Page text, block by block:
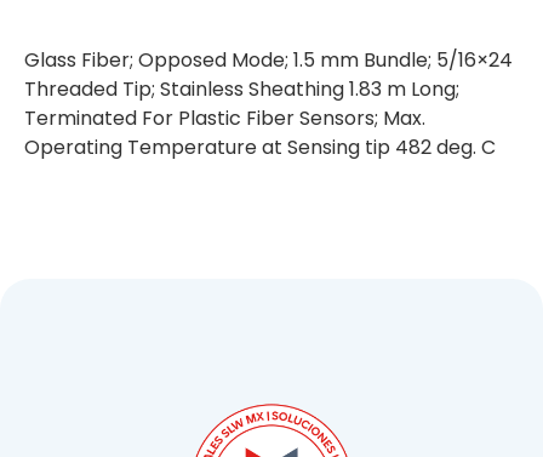
Glass Fiber; Opposed Mode; 1.5 mm Bundle; 5/16×24
Threaded Tip; Stainless Sheathing 1.83 m Long;
Terminated For Plastic Fiber Sensors; Max.
Operating Temperature at Sensing tip 482 deg. C